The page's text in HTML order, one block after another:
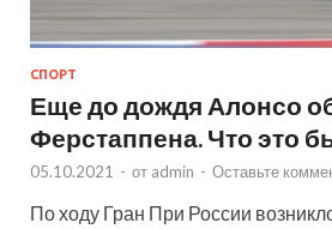
СПОРТ
Еще до дождя Алонсо
Ферстаппена. Что это
05.10.2021 - от admin - Оставьте
По ходу Гран При России